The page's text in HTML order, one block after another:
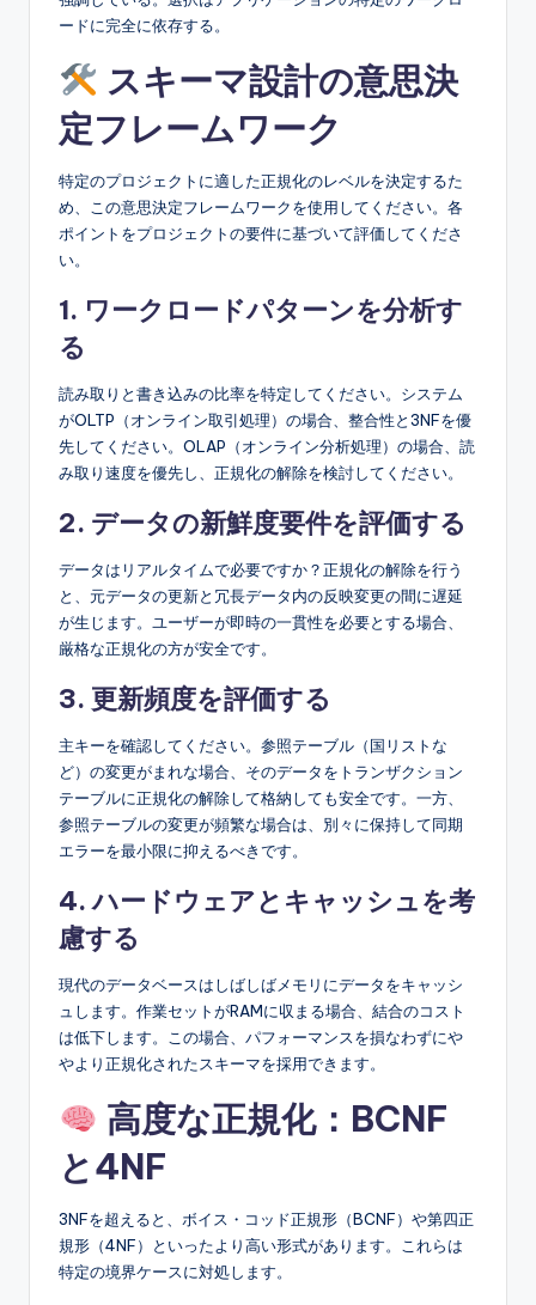
ードに完全に依存する。
スキーマ設計の意思決
定フレームワーク
特定のプロジェクトに適した正規化のレベルを決定するた
め、この意思決定フレームワークを使用してください。各
ポイントをプロジェクトの要件に基づいて評価してくださ
い。
1. ワークロードパターンを分析す
る
読み取りと書き込みの比率を特定してください。システム
がOLTP（オンライン取引処理）の場合、整合性と3NFを優
先してください。OLAP（オンライン分析処理）の場合、読
み取り速度を優先し、正規化の解除を検討してください。
2. データの新鮮度要件を評価する
データはリアルタイムで必要ですか？正規化の解除を行う
と、元データの更新と冗長データ内の反映変更の間に遅延
が生じます。ユーザーが即時の一貫性を必要とする場合、
厳格な正規化の方が安全です。
3. 更新頻度を評価する
主キーを確認してください。参照テーブル（国リストな
ど）の変更がまれな場合、そのデータをトランザクション
テーブルに正規化の解除して格納しても安全です。一方、
参照テーブルの変更が頻繁な場合は、別々に保持して同期
エラーを最小限に抑えるべきです。
4. ハードウェアとキャッシュを考
慮する
現代のデータベースはしばしばメモリにデータをキャッシ
ュします。作業セットがRAMに収まる場合、結合のコスト
は低下します。この場合、パフォーマンスを損なわずにや
やより正規化されたスキーマを採用できます。
高度な正規化：BCNF
と4NF
3NFを超えると、ボイス・コッド正規形（BCNF）や第四正
規形（4NF）といったより高い形式があります。これらは
特定の境界ケースに対処します。